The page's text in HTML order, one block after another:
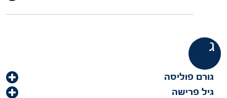
ג
גורם פוליסה
גיל פרישה